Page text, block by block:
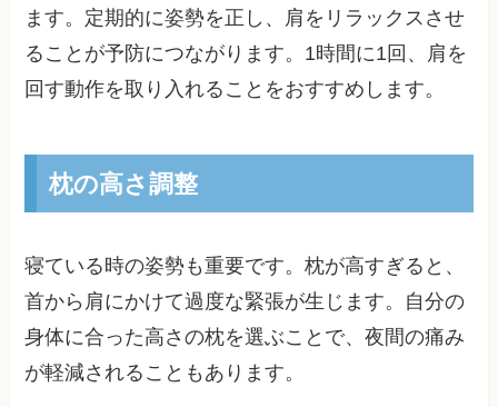
ます。定期的に姿勢を正し、肩をリラックスさせ
ることが予防につながります。1時間に1回、肩を
回す動作を取り入れることをおすすめします。
枕の高さ調整
寝ている時の姿勢も重要です。枕が高すぎると、
首から肩にかけて過度な緊張が生じます。自分の
身体に合った高さの枕を選ぶことで、夜間の痛み
が軽減されることもあります。